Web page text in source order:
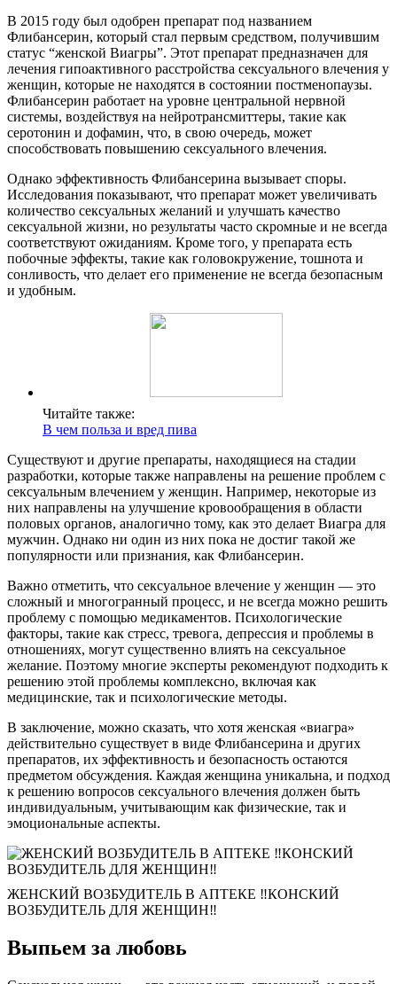
В 2015 году был одобрен препарат под названием
Флибансерин, который стал первым средством, получившим
статус “женской Виагры”. Этот препарат предназначен для
лечения гипоактивного расстройства сексуального влечения у
женщин, которые не находятся в состоянии постменопаузы.
Флибансерин работает на уровне центральной нервной
системы, воздействуя на нейротрансмиттеры, такие как
серотонин и дофамин, что, в свою очередь, может
способствовать повышению сексуального влечения.
Однако эффективность Флибансерина вызывает споры.
Исследования показывают, что препарат может увеличивать
количество сексуальных желаний и улучшать качество
сексуальной жизни, но результаты часто скромные и не всегда
соответствуют ожиданиям. Кроме того, у препарата есть
побочные эффекты, такие как головокружение, тошнота и
сонливость, что делает его применение не всегда безопасным
и удобным.
Читайте также:
В чем польза и вред пива
Существуют и другие препараты, находящиеся на стадии
разработки, которые также направлены на решение проблем с
сексуальным влечением у женщин. Например, некоторые из
них направлены на улучшение кровообращения в области
половых органов, аналогично тому, как это делает Виагра для
мужчин. Однако ни один из них пока не достиг такой же
популярности или признания, как Флибансерин.
Важно отметить, что сексуальное влечение у женщин — это
сложный и многогранный процесс, и не всегда можно решить
проблему с помощью медикаментов. Психологические
факторы, такие как стресс, тревога, депрессия и проблемы в
отношениях, могут существенно влиять на сексуальное
желание. Поэтому многие эксперты рекомендуют подходить к
решению этой проблемы комплексно, включая как
медицинские, так и психологические методы.
В заключение, можно сказать, что хотя женская «виагра»
действительно существует в виде Флибансерина и других
препаратов, их эффективность и безопасность остаются
предметом обсуждения. Каждая женщина уникальна, и подход
к решению вопросов сексуального влечения должен быть
индивидуальным, учитывающим как физические, так и
эмоциональные аспекты.
ЖЕНСКИЙ ВОЗБУДИТЕЛЬ В АПТЕКЕ ‼️КОНСКИЙ
ВОЗБУДИТЕЛЬ ДЛЯ ЖЕНЩИН‼️
Выпьем за любовь